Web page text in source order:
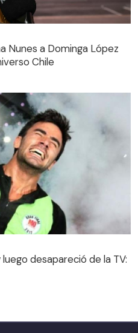
Chile
Nunes a Dominga López
Chile
desapareció de la TV: